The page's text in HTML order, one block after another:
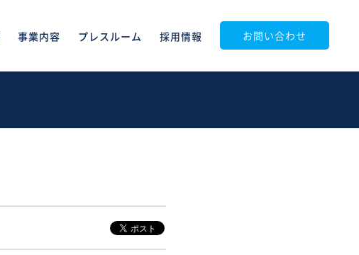
事業内容 プレスルーム 採用情報 お問い合わせ